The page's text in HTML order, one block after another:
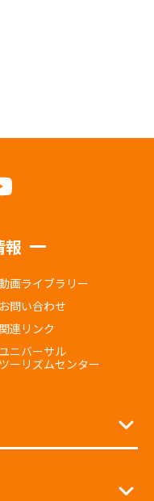
報
動画ライブラリー
お問い合わせ
関連リンク
ユニバーサル
ツーリズムセンター